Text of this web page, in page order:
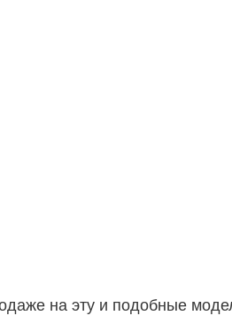
на эту и подобные